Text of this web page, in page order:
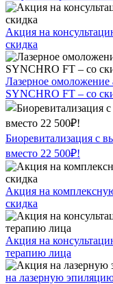
Акция на
скидка
Лазерное
SYNCHRO FT – со
Биоревитализация с
вместо 22 500₽!
Акция на
скидка
Акция на
терапию лица
на лазерную